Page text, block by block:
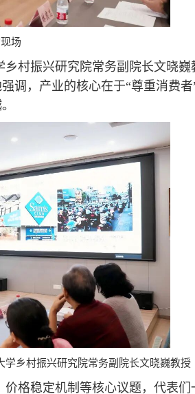
场
村振兴研究院常务副院长文晓
调，产业的核心在于“尊重消费者
乡村振兴研究院常务副院长文晓巍教授
格稳定机制等核心议题，代表